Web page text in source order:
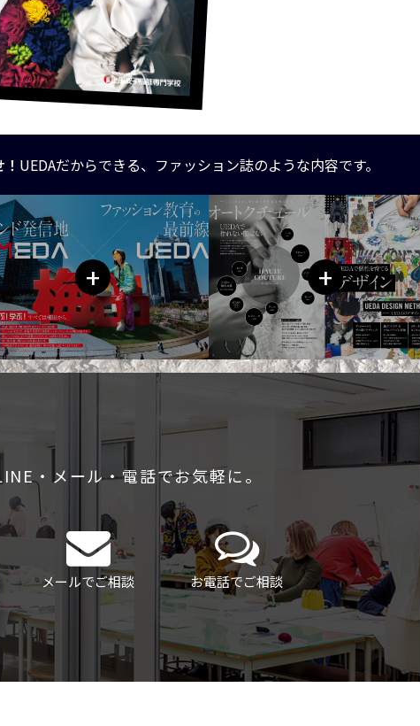
UEDAだからできる、ファッション誌のような内容です。
+ +
・メール・電話でお気軽に。
メールでご相談 お電話でご相談